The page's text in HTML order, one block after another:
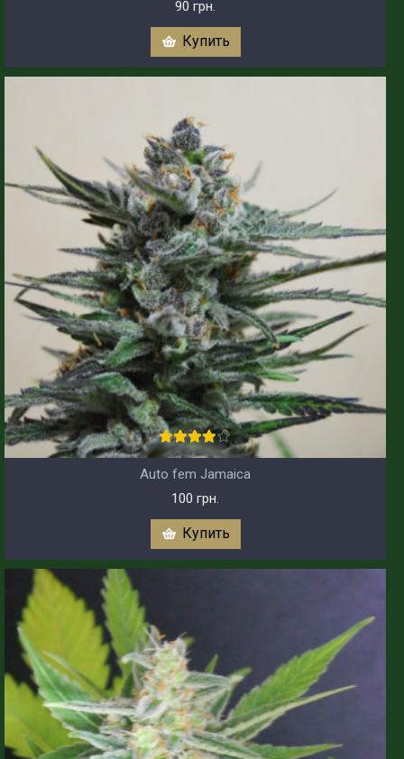
90 грн.
Купить
Auto fem Jamaica
100 грн.
Купить